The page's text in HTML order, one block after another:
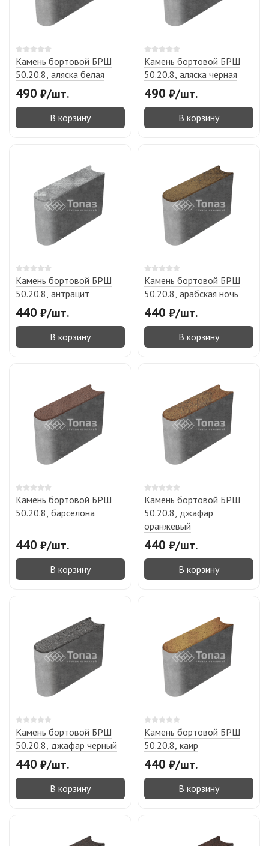
Камень бортовой БРШ
50.20.8, аляска белая
490 ₽/шт.
В корзину
Камень бортовой БРШ
50.20.8, аляска черная
490 ₽/шт.
В корзину
Камень бортовой БРШ
50.20.8, антрацит
440 ₽/шт.
В корзину
Камень бортовой БРШ
50.20.8, арабская ночь
440 ₽/шт.
В корзину
Камень бортовой БРШ
50.20.8, барселона
440 ₽/шт.
В корзину
Камень бортовой БРШ
50.20.8, джафар
оранжевый
440 ₽/шт.
В корзину
Камень бортовой БРШ
50.20.8, джафар черный
440 ₽/шт.
В корзину
Камень бортовой БРШ
50.20.8, каир
440 ₽/шт.
В корзину